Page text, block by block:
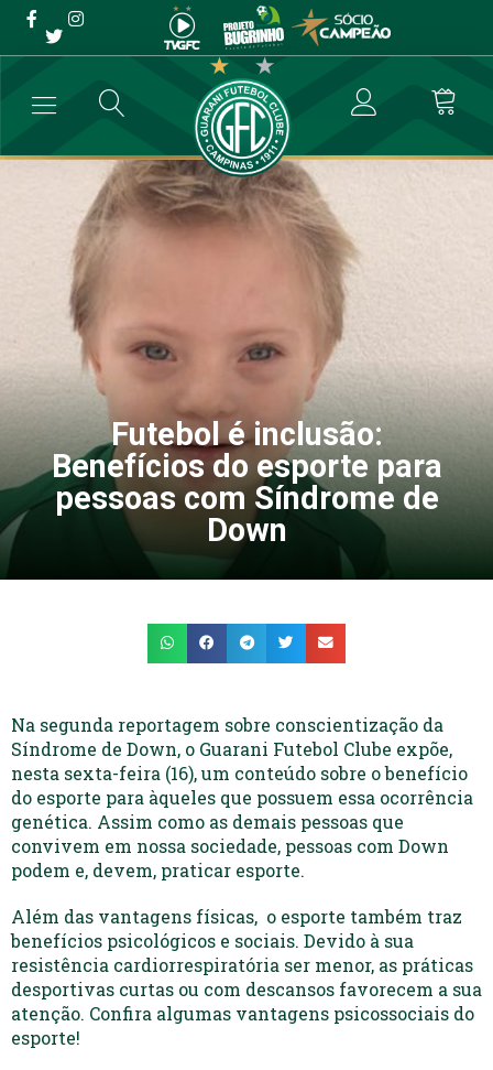
Futebol é inclusão:
Benefícios do esporte para
pessoas com Síndrome de
Down
Destaque → Futebol é inclusão: Benefícios do esporte para
Futebol é inclusão:
Benefícios do esporte para
pessoas com Síndrome de
Down
Na segunda reportagem sobre conscientização da
Síndrome de Down, o Guarani Futebol Clube expõe,
nesta sexta-feira (16), um conteúdo sobre o benefício
do esporte para àqueles que possuem essa ocorrência
genética. Assim como as demais pessoas que
convivem em nossa sociedade, pessoas com Down
podem e, devem, praticar esporte.
Além das vantagens físicas, o esporte também traz
benefícios psicológicos e sociais. Devido à sua
resistência cardiorrespiratória ser menor, as práticas
desportivas curtas ou com descansos favorecem a sua
atenção. Confira algumas vantagens psicossociais do
esporte!